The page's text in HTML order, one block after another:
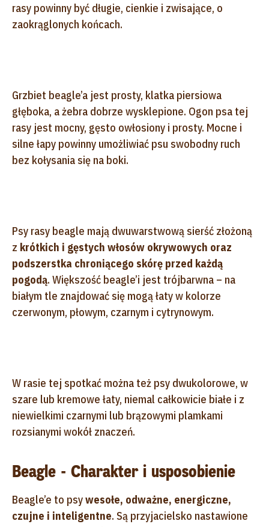
rasy powinny być długie, cienkie i zwisające, o
zaokrąglonych końcach.
Grzbiet beagle’a jest prosty, klatka piersiowa
głęboka, a żebra dobrze wysklepione. Ogon psa tej
rasy jest mocny, gęsto owłosiony i prosty. Mocne i
silne łapy powinny umożliwiać psu swobodny ruch
bez kołysania się na boki.
Psy rasy beagle mają dwuwarstwową sierść złożoną
z krótkich i gęstych włosów okrywowych oraz
podszerstka chroniącego skórę przed każdą
pogodą. Większość beagle’i jest trójbarwna – na
białym tle znajdować się mogą łaty w kolorze
czerwonym, płowym, czarnym i cytrynowym.
W rasie tej spotkać można też psy dwukolorowe, w
szare lub kremowe łaty, niemal całkowicie białe i z
niewielkimi czarnymi lub brązowymi plamkami
rozsianymi wokół znaczeń.
Beagle - Charakter i usposobienie
Beagle’e to psywesołe, odważne, energiczne,
czujne i inteligentne. Są przyjacielsko nastawione